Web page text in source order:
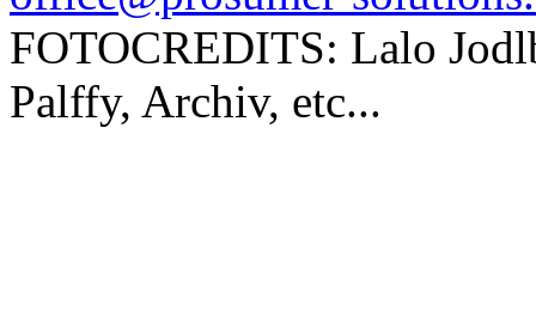
FOTOCREDITS: Lalo
Palffy, Archiv, etc...